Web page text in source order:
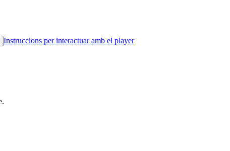
Instruccions per interactuar amb el player